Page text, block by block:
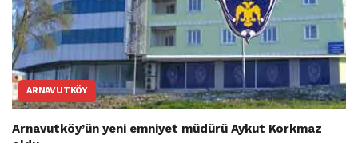
ARNAVUTKÖY
Arnavutköy’ün yeni emniyet müdürü Aykut Korkmaz